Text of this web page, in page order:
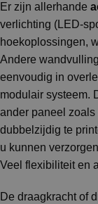
Er zijn allerhande
verlichting (LED-
hoekoplossingen,
Andere
eenvoudig in
modulair systeem.
ander paneel
dubbelzijdig te
u kunnen
Veel flexibiliteit en
De draagkracht of